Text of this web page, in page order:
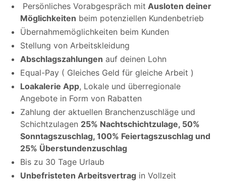
Persönliches Vorabgespräch mit Ausloten deiner
Möglichkeiten beim potenziellen Kundenbetrieb
Übernahmemöglichkeiten beim Kunden
Stellung von Arbeitskleidung
Abschlagszahlungen auf deinen Lohn
Equal-Pay ( Gleiches Geld für gleiche Arbeit )
Loakalerie App, Lokale und überregionale
Angebote in Form von Rabatten
Zahlung der aktuellen Branchenzuschläge und
Schichtzulagen 25% Nachtschichtzulage, 50%
Sonntagszuschlag, 100% Feiertagszuschlag und
25% Überstundenzuschlag
Bis zu 30 Tage Urlaub
Unbefristeten Arbeitsvertrag in Vollzeit